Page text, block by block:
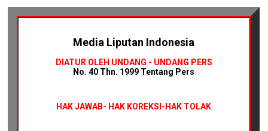
Media Liputan Indonesia
DIATUR OLEH UNDANG - UNDANG PERS
No. 40 Thn. 1999 Tentang Pers
HAK JAWAB- HAK KOREKSI-HAK TOLAK